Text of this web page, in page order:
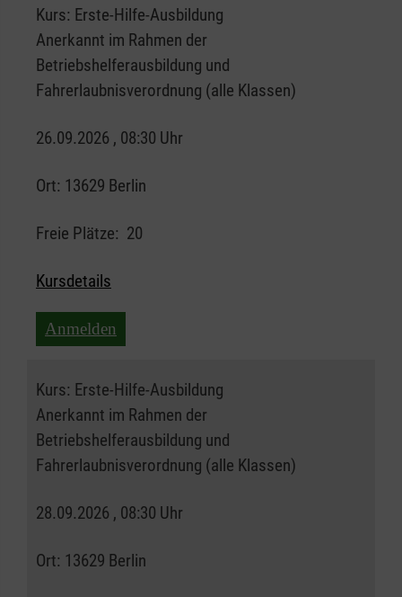
Kurs: Erste-Hilfe-Ausbildung
Anerkannt im Rahmen der
Betriebshelferausbildung und
Fahrerlaubnisverordnung (alle Klassen)
26.09.2026 , 08:30 Uhr
Ort: 13629 Berlin
Freie Plätze: 20
Kursdetails
Anmelden
Kurs: Erste-Hilfe-Ausbildung
Anerkannt im Rahmen der
Betriebshelferausbildung und
Fahrerlaubnisverordnung (alle Klassen)
28.09.2026 , 08:30 Uhr
Ort: 13629 Berlin